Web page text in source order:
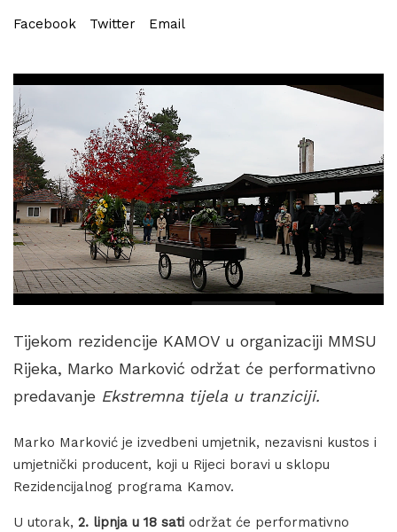
Facebook Twitter Email
Tijekom rezidencije KAMOV u organizaciji MMSU
Rijeka, Marko Marković održat će performativno
predavanje Ekstremna tijela u tranziciji.
Marko Marković je izvedbeni umjetnik, nezavisni kustos i
umjetnički producent, koji u Rijeci boravi u sklopu
Rezidencijalnog programa Kamov.
U utorak, 2. lipnja u 18 sati održat će performativno